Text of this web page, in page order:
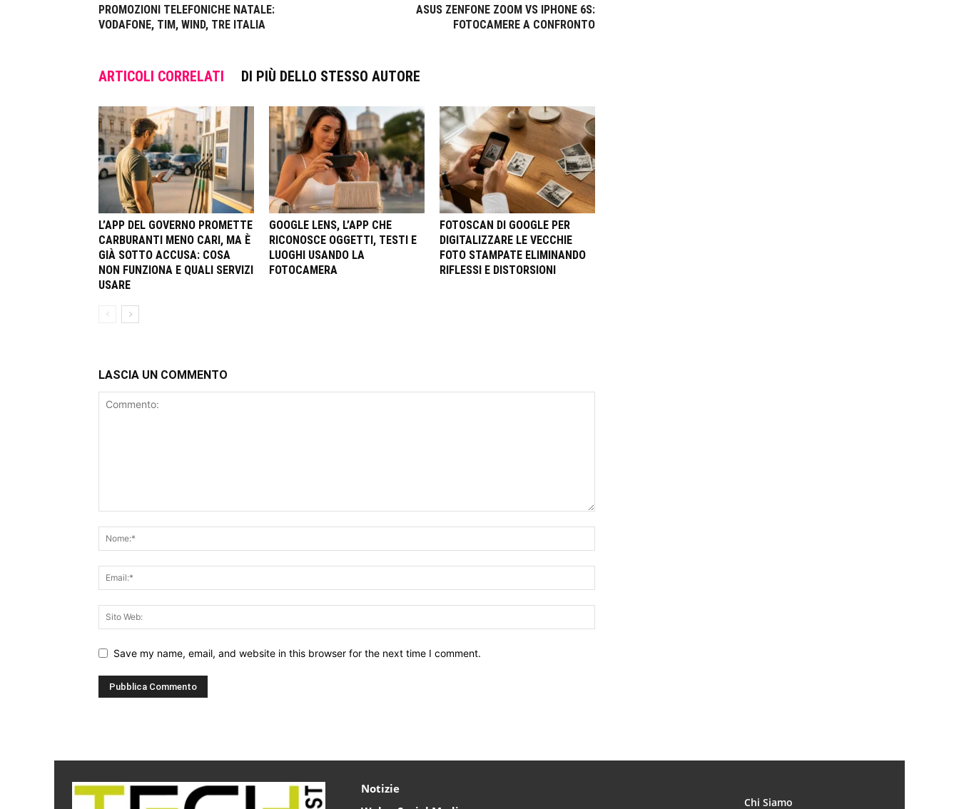
PROMOZIONI TELEFONICHE NATALE:
VODAFONE, TIM, WIND, TRE ITALIA
ASUS ZENFONE ZOOM VS IPHONE 6S:
FOTOCAMERE A CONFRONTO
ARTICOLI CORRELATI DI PIÙ DELLO STESSO AUTORE
L’APP DEL GOVERNO PROMETTE
CARBURANTI MENO CARI, MA È
GIÀ SOTTO ACCUSA: COSA
NON FUNZIONA E QUALI SERVIZI
USARE
GOOGLE LENS, L’APP CHE
RICONOSCE OGGETTI, TESTI E
LUOGHI USANDO LA
FOTOCAMERA
FOTOSCAN DI GOOGLE PER
DIGITALIZZARE LE VECCHIE
FOTO STAMPATE ELIMINANDO
RIFLESSI E DISTORSIONI
LASCIA UN COMMENTO
Save my name, email, and website in this browser for the next time I comment.
Notizie
Chi Siamo